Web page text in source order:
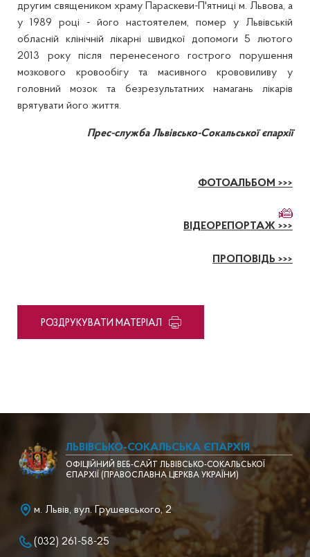
другим священиком храму Параскеви-П'ятниці м. Львова, а
у 1989 році - його настоятелем, помер у Львівській
обласній клінічній лікарні швидкої допомоги 5 лютого
2013 року після перенесеного гострого порушення
мозкового кровообігу та масивного крововиливу у
головний мозок та безрезультатних намагань лікарів
врятувати його життя.
Прес-служба Львівсько-Сокальської єпархії
ФОТОАЛЬБОМ >>>
ВІДЕОРЕПОРТАЖ >>>
ПРОПОВІДЬ >>>
PОЗДРУКУВАТИ МАТЕРІАЛ
ЛЬВІВСЬКО-СОКАЛЬСЬКА ЄПАРХІЯ
ОФІЦІЙНИЙ ВЕБ-САЙТ ЛЬВІВСЬКО-СОКАЛЬСЬКОЇ
ЄПАРХІЇ (ПРАВОСЛАВНА ЦЕРКВА УКРАЇНИ)
м. Львів, вул. Грушевського, 2
(032) 261-58-25